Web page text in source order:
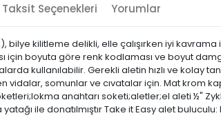
Taksit Seçenekleri Yorumlar
kilitleme delikli, elle çalışırken iyi kavrama
için boyuta göre renk kodlaması ve boyut
kullanılabilir. Gerekli aletin hızlı ve kolay
vidalar, somunlar ve cıvatalar için. Mat krom
anahtarı soketi;aletler;el aleti ½"
ile donatılmıştır Take it Easy alet